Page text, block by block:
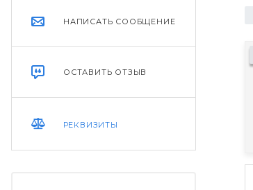
НАПИСАТЬ СООБЩЕНИЕ
ОСТАВИТЬ ОТЗЫВ
РЕКВИЗИТЫ